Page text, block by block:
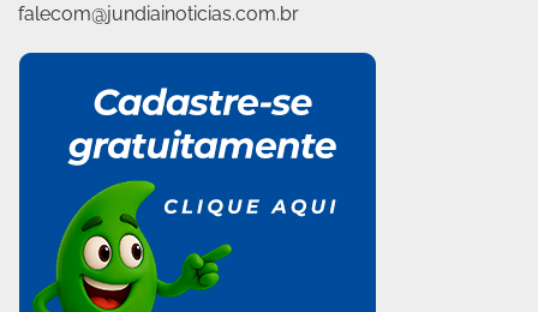
falecom@jundiainoticias.com.br